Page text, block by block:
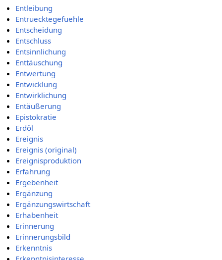
Entleibung
Entruecktegefuehle
Entscheidung
Entschluss
Entsinnlichung
Enttäuschung
Entwertung
Entwicklung
Entwirklichung
Entäußerung
Epistokratie
Erdöl
Ereignis
Ereignis (original)
Ereignisproduktion
Erfahrung
Ergebenheit
Ergänzung
Ergänzungswirtschaft
Erhabenheit
Erinnerung
Erinnerungsbild
Erkenntnis